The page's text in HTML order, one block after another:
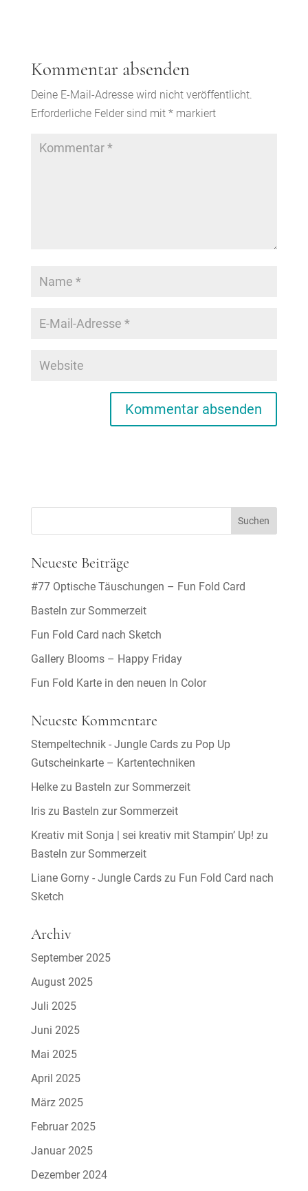
Kommentar absenden
Deine E-Mail-Adresse wird nicht veröffentlicht.
Erforderliche Felder sind mit *markiert
Neueste Beiträge
#77 Optische Täuschungen – Fun Fold Card
Basteln zur Sommerzeit
Fun Fold Card nach Sketch
Gallery Blooms – Happy Friday
Fun Fold Karte in den neuen In Color
Neueste Kommentare
Stempeltechnik - Jungle Cardszu Pop Up
Gutscheinkarte – Kartentechniken
Helkezu Basteln zur Sommerzeit
Iriszu Basteln zur Sommerzeit
Kreativ mit Sonja | sei kreativ mit Stampin’ Up! zu
Basteln zur Sommerzeit
Liane Gorny - Jungle Cardszu Fun Fold Card nach
Sketch
Archiv
September 2025
August 2025
Juli 2025
Juni 2025
Mai 2025
April 2025
März 2025
Februar 2025
Januar 2025
Dezember 2024